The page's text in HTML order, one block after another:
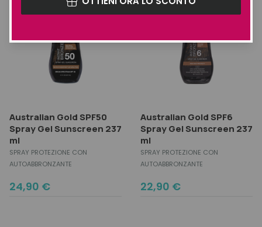
Australian Gold SPF50
Spray Gel Sunscreen 237
ml
SPRAY PROTEZIONE CON
AUTOABBRONZANTE
24,90 €
Australian Gold SPF6
Spray Gel Sunscreen 237
ml
SPRAY PROTEZIONE CON
AUTOABBRONZANTE
22,90 €